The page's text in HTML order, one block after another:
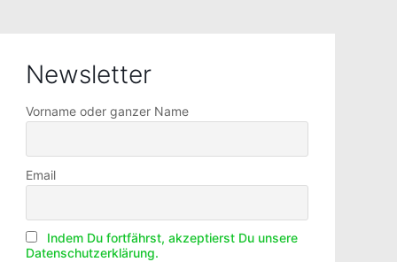
Newsletter
Vorname oder ganzer Name
Email
Indem Du fortfährst, akzeptierst Du unsere
Datenschutzerklärung.